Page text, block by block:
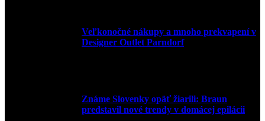
Veľkonočné nákupy a mnoho prekvapení v
Designer Outlet Parndorf
Známe Slovenky opäť žiarili: Braun
predstavil nové trendy v domácej epilácii